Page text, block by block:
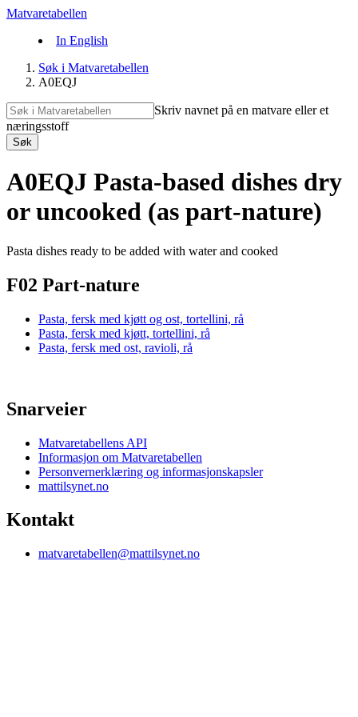
Matvaretabellen
In English
Søk i Matvaretabellen
A0EQJ
Skriv navnet på en matvare eller et
næringsstoff
Søk
A0EQJ Pasta-based dishes dry
or uncooked (as part-nature)
Pasta dishes ready to be added with water and cooked
F02 Part-nature
Pasta, fersk med kjøtt og ost, tortellini, rå
Pasta, fersk med kjøtt, tortellini, rå
Pasta, fersk med ost, ravioli, rå
Snarveier
Matvaretabellens API
Informasjon om Matvaretabellen
Personvernerklæring og informasjonskapsler
mattilsynet.no
Kontakt
matvaretabellen@mattilsynet.no